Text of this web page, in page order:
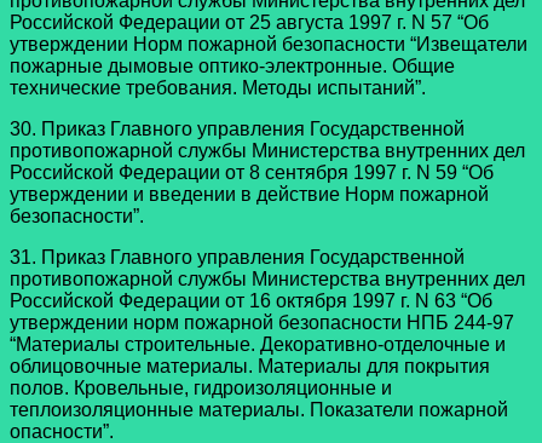
Российской Федерации от 25 августа 1997 г. N 57 “Об
утверждении Норм пожарной безопасности “Извещатели
пожарные дымовые оптико-электронные. Общие
технические требования. Методы испытаний”.
30. Приказ Главного управления Государственной
противопожарной службы Министерства внутренних дел
Российской Федерации от 8 сентября 1997 г. N 59 “Об
утверждении и введении в действие Норм пожарной
безопасности”.
31. Приказ Главного управления Государственной
противопожарной службы Министерства внутренних дел
Российской Федерации от 16 октября 1997 г. N 63 “Об
утверждении норм пожарной безопасности НПБ 244-97
“Материалы строительные. Декоративно-отделочные и
облицовочные материалы. Материалы для покрытия
полов. Кровельные, гидроизоляционные и
теплоизоляционные материалы. Показатели пожарной
опасности”.